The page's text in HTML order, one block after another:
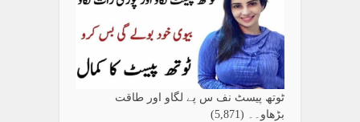
ٹوتھ پیسٹ نف س پے لگاو اور طاقت
بڑھاو۔۔ (5,871)